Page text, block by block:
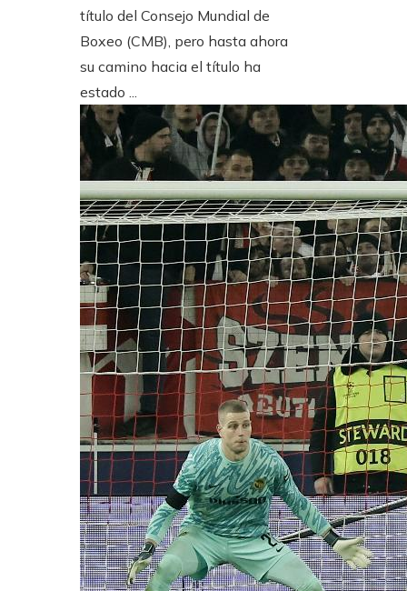
título del Consejo Mundial de
Boxeo (CMB), pero hasta ahora
su camino hacia el título ha
estado ...